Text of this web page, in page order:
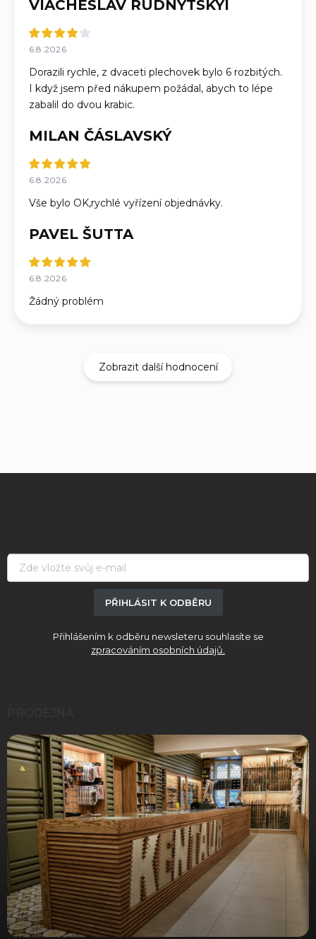
VIACHESLAV RUDNYTSKYI
6.8.2026
Dorazili rychle, z dvaceti plechovek bylo 6 rozbitých.
I když jsem před nákupem požádal, abych to lépe
zabalil do dvou krabic.
MILAN ČÁSLAVSKÝ
6.8.2026
Vše bylo OK,rychlé vyřízení objednávky.
PAVEL ŠUTTA
6.8.2026
Žádný problém
Zobrazit další hodnocení
PŘIHLÁSIT K ODBĚRU
Přihlášením k odběru newsleteru souhlasíte se
zpracováním osobních údajů.
PRODEJNA